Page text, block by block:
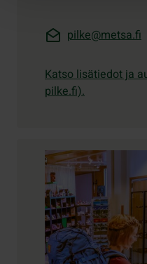
pilke@metsa.fi
Katso lisätiedot ja
pilke.fi).